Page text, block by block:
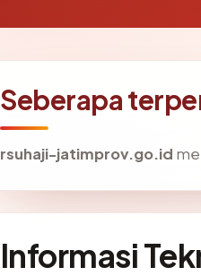
Seberapa
rsuhaji-jatimprov.go.id
Informasi